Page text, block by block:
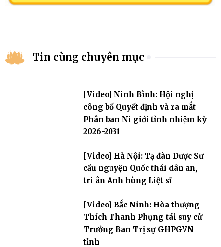
Tin cùng chuyên mục
[Video] Ninh Bình: Hội nghị
công bố Quyết định và ra mắt
Phân ban Ni giới tỉnh nhiệm kỳ
2026-2031
[Video] Hà Nội: Tạ đàn Dược Sư
cầu nguyện Quốc thái dân an,
tri ân Anh hùng Liệt sĩ
[Video] Bắc Ninh: Hòa thượng
Thích Thanh Phụng tái suy cử
Trưởng Ban Trị sự GHPGVN
tỉnh